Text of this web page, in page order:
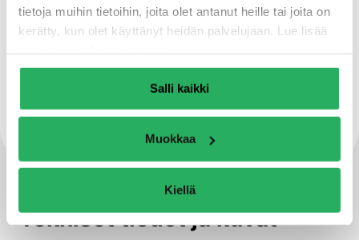
tietoja muihin tietoihin, joita olet antanut heille tai joita on
kerätty, kun olet käyttänyt heidän palvelujaan. Lue lisää
Salli kaikki
Muokkaa
Kiellä
Radontiivis.
Öljytiivis.
Voidaan ruiskuttaa
Tekniset tiedot ja kuvat